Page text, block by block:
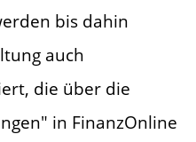
bis dahin
auch
die über die
in FinanzOnline